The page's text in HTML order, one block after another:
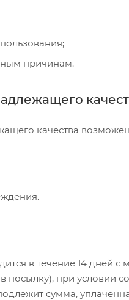
причинам.
качества
в течение 14 дней
посылку), при условии
сумма,